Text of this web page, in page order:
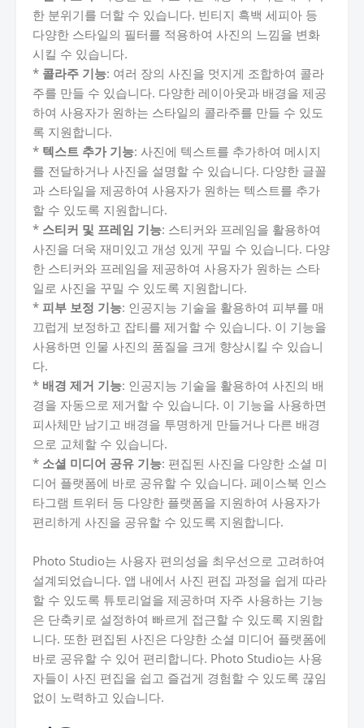
한 분위기를 더할 수 있습니다. 빈티지 흑백 세피아 등
다양한 스타일의 필터를 적용하여 사진의 느낌을 변화
시킬 수 있습니다.
* 콜라주 기능: 여러 장의 사진을 멋지게 조합하여 콜라
주를 만들 수 있습니다. 다양한 레이아웃과 배경을 제공
하여 사용자가 원하는 스타일의 콜라주를 만들 수 있도
록 지원합니다.
* 텍스트 추가 기능: 사진에 텍스트를 추가하여 메시지
를 전달하거나 사진을 설명할 수 있습니다. 다양한 글꼴
과 스타일을 제공하여 사용자가 원하는 텍스트를 추가
할 수 있도록 지원합니다.
* 스티커 및 프레임 기능: 스티커와 프레임을 활용하여
사진을 더욱 재미있고 개성 있게 꾸밀 수 있습니다. 다양
한 스티커와 프레임을 제공하여 사용자가 원하는 스타
일로 사진을 꾸밀 수 있도록 지원합니다.
* 피부 보정 기능: 인공지능 기술을 활용하여 피부를 매
끄럽게 보정하고 잡티를 제거할 수 있습니다. 이 기능을
사용하면 인물 사진의 품질을 크게 향상시킬 수 있습니
다.
* 배경 제거 기능: 인공지능 기술을 활용하여 사진의 배
경을 자동으로 제거할 수 있습니다. 이 기능을 사용하면
피사체만 남기고 배경을 투명하게 만들거나 다른 배경
으로 교체할 수 있습니다.
* 소셜 미디어 공유 기능: 편집된 사진을 다양한 소셜 미
디어 플랫폼에 바로 공유할 수 있습니다. 페이스북 인스
타그램 트위터 등 다양한 플랫폼을 지원하여 사용자가
편리하게 사진을 공유할 수 있도록 지원합니다.
Photo Studio는 사용자 편의성을 최우선으로 고려하여
설계되었습니다. 앱 내에서 사진 편집 과정을 쉽게 따라
할 수 있도록 튜토리얼을 제공하며 자주 사용하는 기능
은 단축키로 설정하여 빠르게 접근할 수 있도록 지원합
니다. 또한 편집된 사진은 다양한 소셜 미디어 플랫폼에
바로 공유할 수 있어 편리합니다. Photo Studio는 사용
자들이 사진 편집을 쉽고 즐겁게 경험할 수 있도록 끊임
없이 노력하고 있습니다.